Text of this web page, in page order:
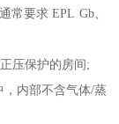
常要求 EPL Gb、
压保护的房间;
，内部不含气体/蒸